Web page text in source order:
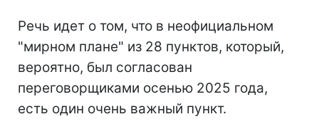
Речь идет о том, что в неофициальном
"мирном плане" из 28 пунктов, который,
вероятно, был согласован
переговорщиками осенью 2025 года,
есть один очень важный пункт.